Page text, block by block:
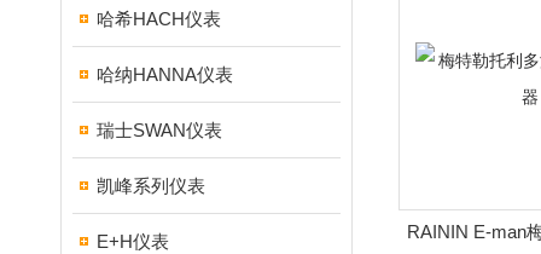
哈希HACH仪表
哈纳HANNA仪表
瑞士SWAN仪表
凯峰系列仪表
E+H仪表
RAININ E-man